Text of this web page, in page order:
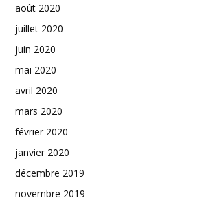
août 2020
juillet 2020
juin 2020
mai 2020
avril 2020
mars 2020
février 2020
janvier 2020
décembre 2019
novembre 2019